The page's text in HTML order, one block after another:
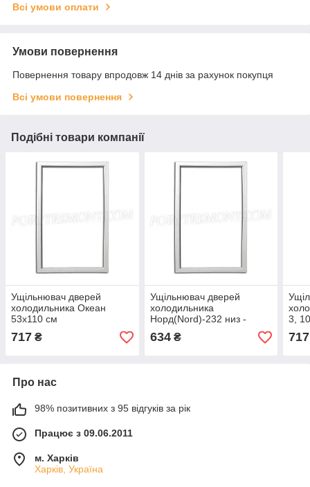
Всі умови оплати
Умови повернення
Повернення товару впродовж 14 днів за рахунок покупця
Всі умови повернення
Подібні товари компанії
Ущільнювач дверей
холодильника Океан
53х110 см
717 ₴
Ущільнювач дверей
холодильника
Норд(Nord)-232 низ -
55x89 см
634₴
3,
717
Про нас
98% позитивних з 95 відгуків за рік
Працює з 09.06.2011
м. Харків
Харків, Україна